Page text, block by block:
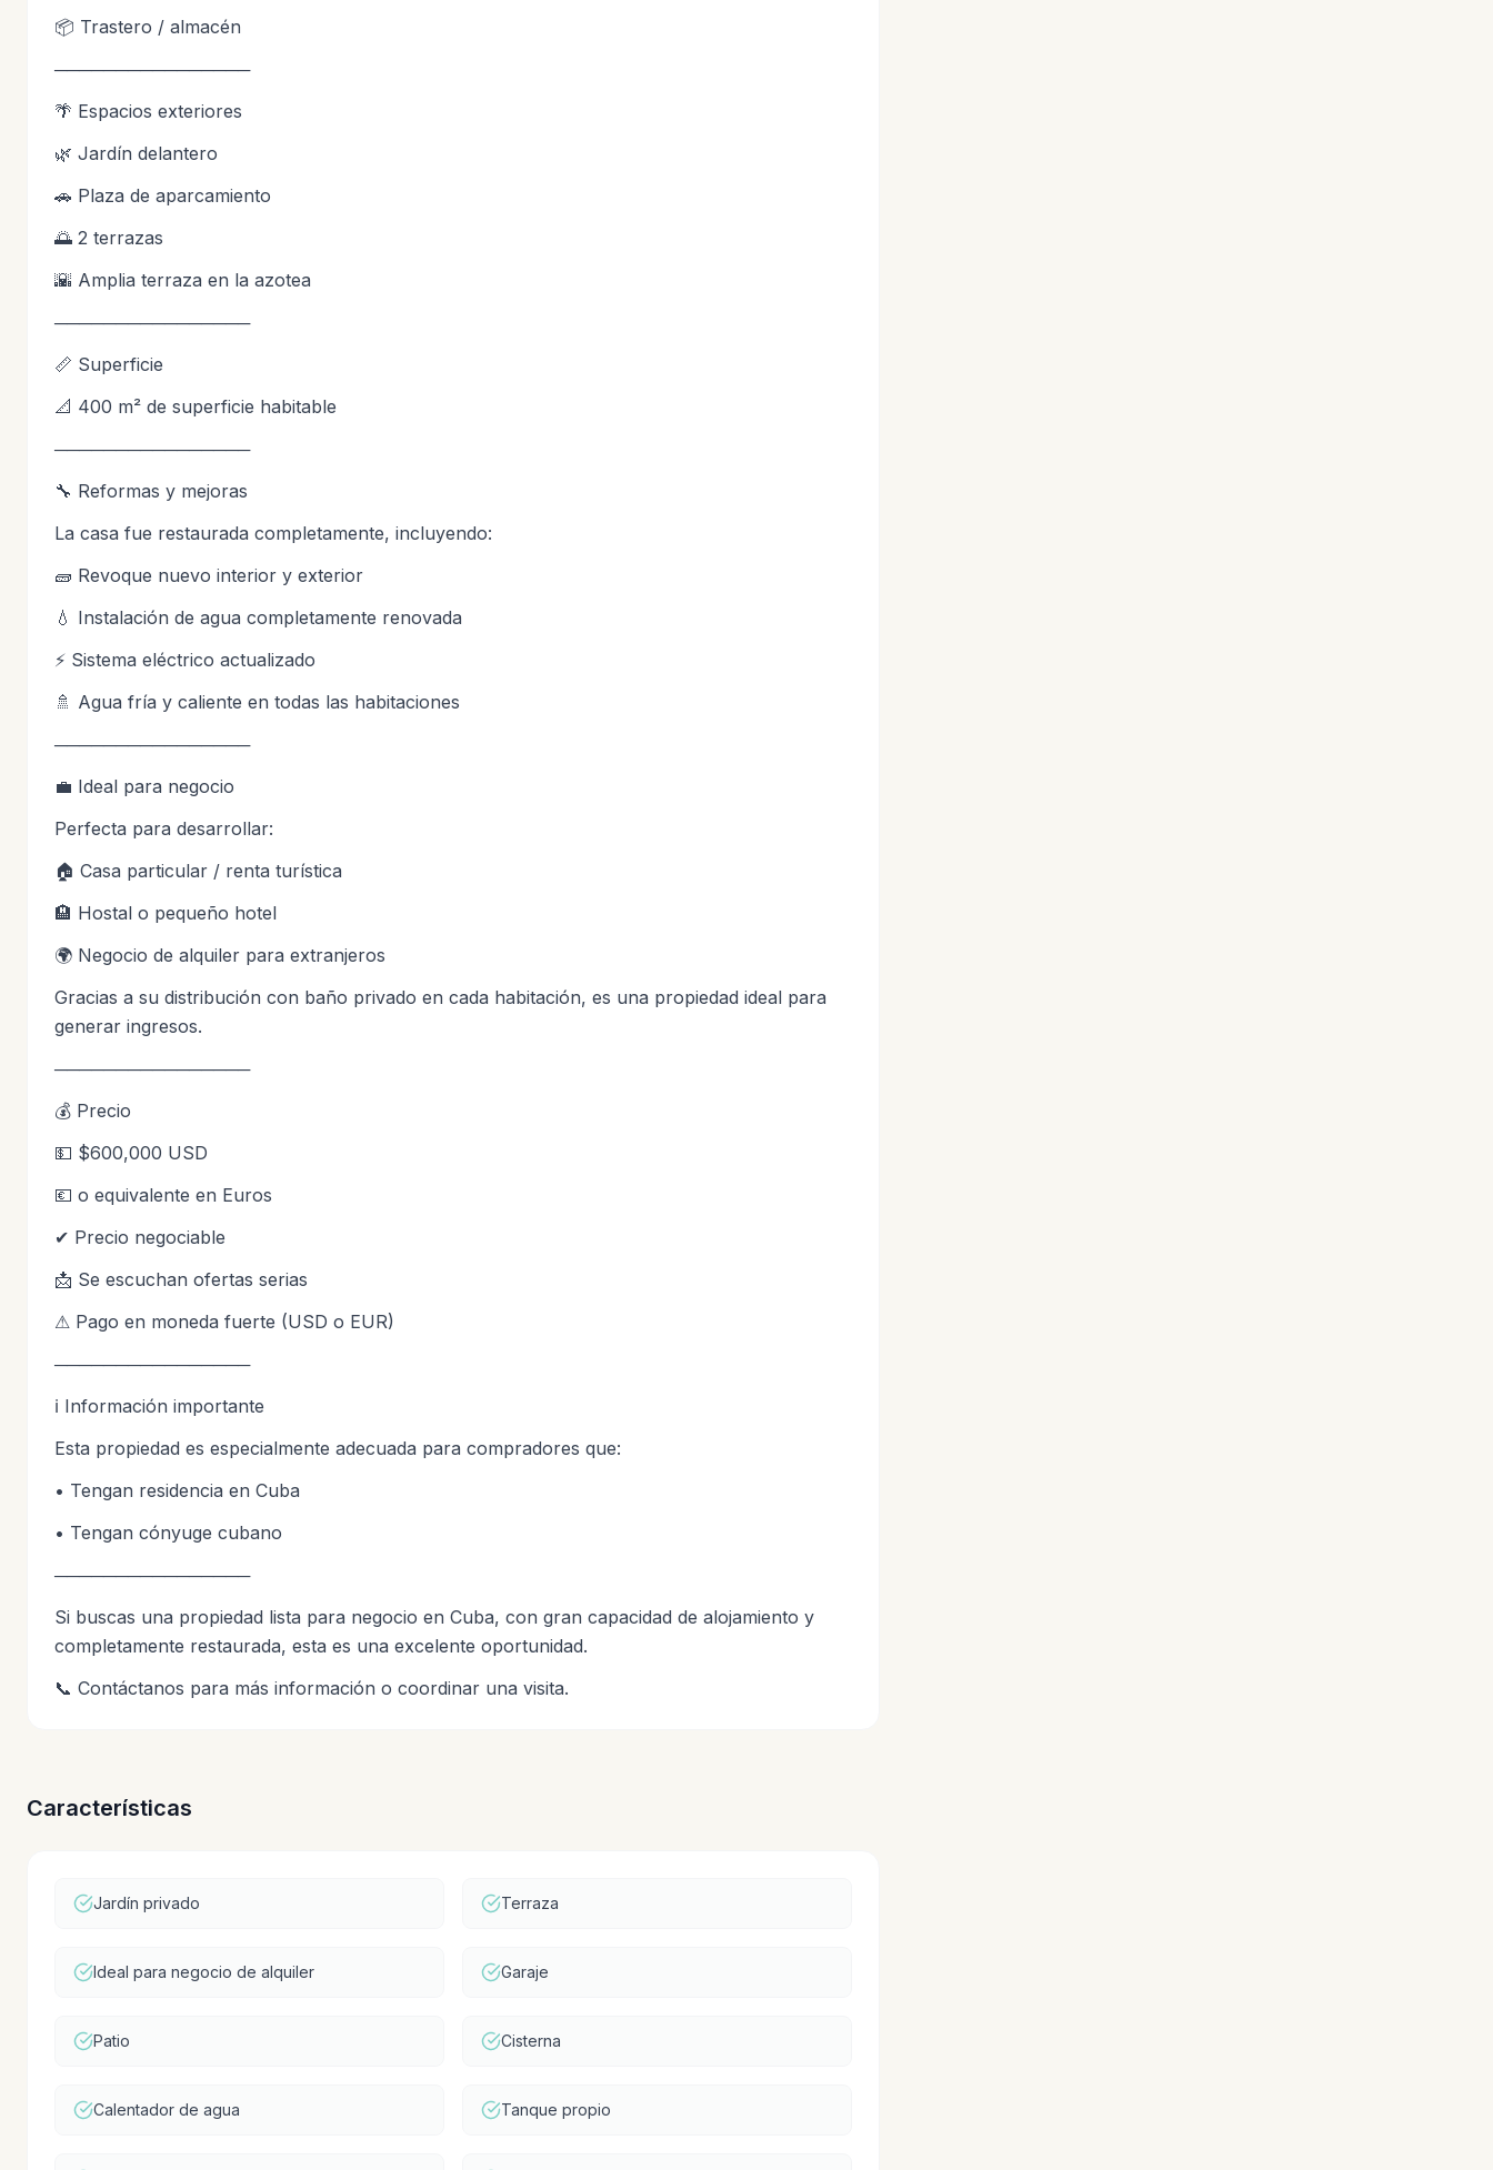
📦 Trastero / almacén
────────────────
🌴 Espacios exteriores
🌿 Jardín delantero
🚗 Plaza de aparcamiento
🌅 2 terrazas
🌇 Amplia terraza en la azotea
────────────────
📏 Superficie
📐 400 m² de superficie habitable
────────────────
🔧 Reformas y mejoras
La casa fue restaurada completamente, incluyendo:
🧱 Revoque nuevo interior y exterior
💧 Instalación de agua completamente renovada
⚡ Sistema eléctrico actualizado
🚿 Agua fría y caliente en todas las habitaciones
────────────────
💼 Ideal para negocio
Perfecta para desarrollar:
🏠 Casa particular / renta turística
🏨 Hostal o pequeño hotel
🌍 Negocio de alquiler para extranjeros
Gracias a su distribución con baño privado en cada habitación, es una propiedad ideal para
generar ingresos.
────────────────
💰 Precio
💵 $600,000 USD
💶 o equivalente en Euros
✔ Precio negociable
📩 Se escuchan ofertas serias
⚠ Pago en moneda fuerte (USD o EUR)
────────────────
ℹ Información importante
Esta propiedad es especialmente adecuada para compradores que:
• Tengan residencia en Cuba
• Tengan cónyuge cubano
────────────────
Si buscas una propiedad lista para negocio en Cuba, con gran capacidad de alojamiento y
completamente restaurada, esta es una excelente oportunidad.
📞 Contáctanos para más información o coordinar una visita.
Características
Jardín privado Terraza
Ideal para negocio de alquiler Garaje
Patio Cisterna
Calentador de agua Tanque propio